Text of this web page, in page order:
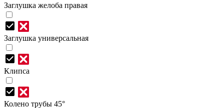
Заглушка желоба правая
Заглушка универсальная
Клипса
Колено трубы 45°